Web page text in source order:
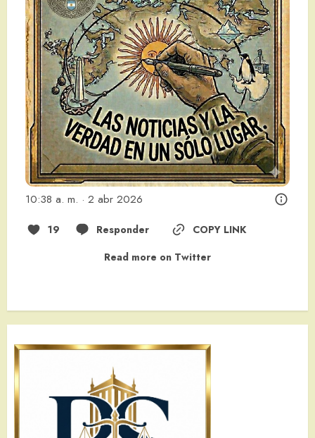
10:38 a. m. · 2 abr 2026
19 Responder
COPY LINK
Read more on Twitter